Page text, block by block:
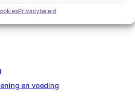
Privacybeleid
en voeding